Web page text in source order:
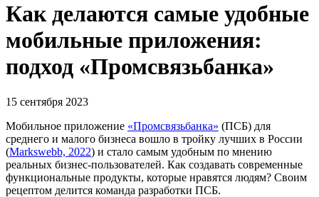
Как делаются самые удобные
мобильные приложения:
подход «Промсвязьбанка»
15 сентября 2023
Мобильное приложение «Промсвязьбанка» (ПСБ) для
среднего и малого бизнеса вошло в тройку лучших в России
(Markswebb, 2022) и стало самым удобным по мнению
реальных бизнес-пользователей. Как создавать современные
функциональные продукты, которые нравятся людям? Своим
рецептом делится команда разработки ПСБ.